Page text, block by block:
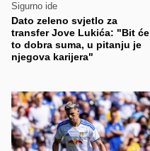
Sigurno ide
Dato zeleno svjetlo za
transfer Jove Lukića: "Bit će
to dobra suma, u pitanju je
njegova karijera"